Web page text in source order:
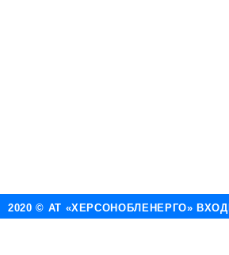
2020 © АТ «ХЕРСОНОБЛЕНЕРГО»